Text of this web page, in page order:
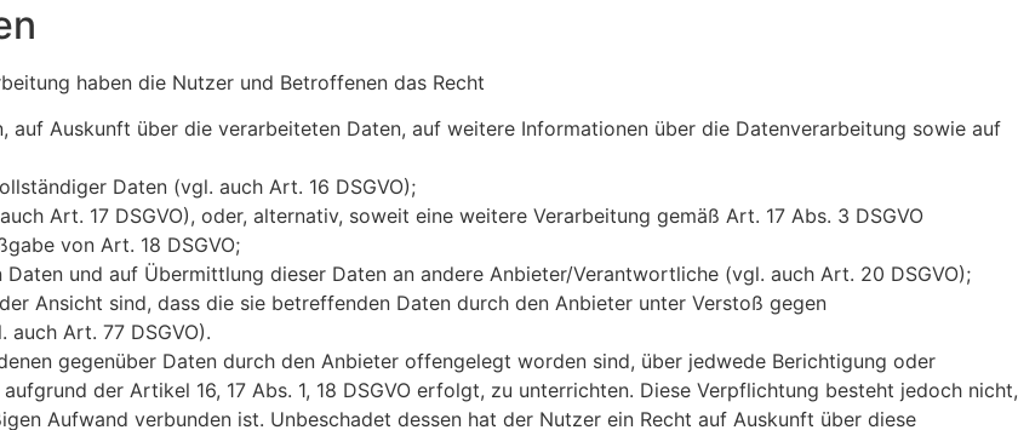
haben die Nutzer und Betroffenen das Recht
Auskunft über die verarbeiteten Daten, auf weitere Informationen über die Datenverarbeitung sowie auf
Daten (vgl. auch Art. 16 DSGVO);
Art. 17 DSGVO), oder, alternativ, soweit eine weitere Verarbeitung gemäß Art. 17 Abs. 3 DSGVO
von Art. 18 DSGVO;
und auf Übermittlung dieser Daten an andere Anbieter/Verantwortliche (vgl. auch Art. 20 DSGVO);
Ansicht sind, dass die sie betreffenden Daten durch den Anbieter unter Verstoß gegen
Art. 77 DSGVO).
gegenüber Daten durch den Anbieter offengelegt worden sind, über jedwede Berichtigung oder
der Artikel 16, 17 Abs. 1, 18 DSGVO erfolgt, zu unterrichten. Diese Verpflichtung besteht jedoch nicht,
Aufwand verbunden ist. Unbeschadet dessen hat der Nutzer ein Recht auf Auskunft über diese